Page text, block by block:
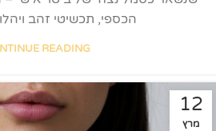
הכספי, תכשיטי זהב
READING
12
מרץ